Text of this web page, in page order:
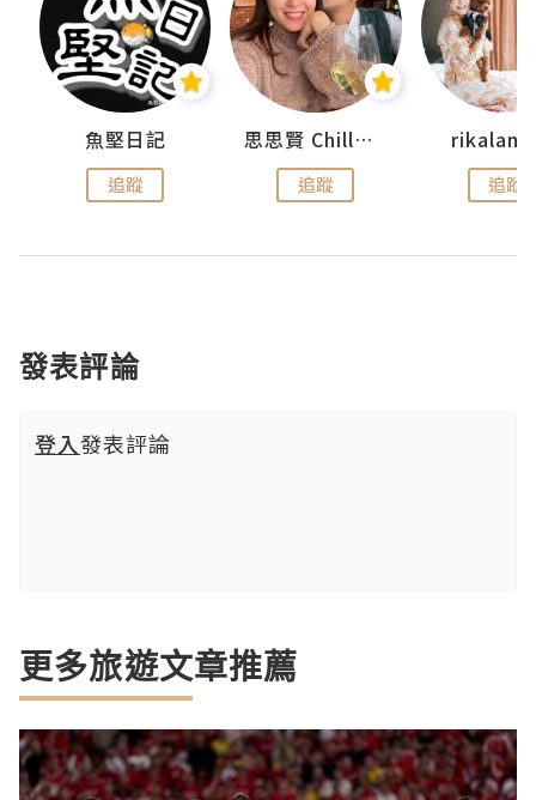
魚堅日記
追蹤
思思賢 ChillMyBabe
追蹤 追蹤
發表評論
登入發表評論
更多旅遊文章推薦